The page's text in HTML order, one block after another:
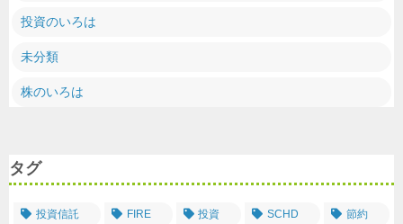
投資のいろは
未分類
株のいろは
タグ
投資信託 FIRE 投資 SCHD 節約